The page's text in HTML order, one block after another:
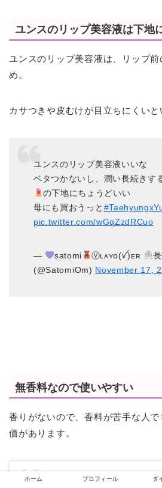
ユンスのリップ美容液は下地
ユンスのリップ美容液は、リップ
め。
カサつきや皮むけが目立ちにくい
ユンスのリップ美容液いいな
ベタつかないし、潤い長続きす
の下地にちょうどいい
母にも買おうっと
pic.twitter.com/wGqZzdRCuo
— satomi Ⓥʟᴀʏo(ꪜ)ᴇʀ
(@SatomiOm) November 17,
無香料なので使いやすい
香りがないので、香料が苦手な人
価があります。
ホーム プロフィール ダ